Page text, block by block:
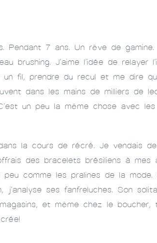
Pendant 7 ans. Un rêve de
J’aime l’idée de relayer
fil, prendre du recul et me dire
dans les mains de milliers de
un peu la même chose avec les
la cours de récré. Je vendais
des bracelets brésiliens à mes
peu comme les pralines de la
ses fanfreluches. Son
et même chez le boucher,